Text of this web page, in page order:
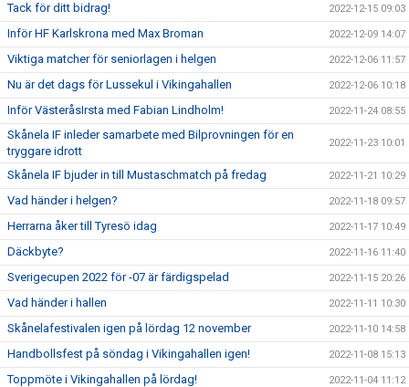
Tack för ditt bidrag! 2022-12-15 09:03
Inför HF Karlskrona med Max Broman 2022-12-09 14:07
Viktiga matcher för seniorlagen i helgen 2022-12-06 11:57
Nu är det dags för Lussekul i Vikingahallen 2022-12-06 10:18
Inför VästeråsIrsta med Fabian Lindholm! 2022-11-24 08:55
Skånela IF inleder samarbete med Bilprovningen för en
tryggare idrott
2022-11-23 10:01
Skånela IF bjuder in till Mustaschmatch på fredag 2022-11-21 10:29
Vad händer i helgen? 2022-11-18 09:57
Herrarna åker till Tyresö idag 2022-11-17 10:49
Däckbyte? 2022-11-16 11:40
Sverigecupen 2022 för -07 är färdigspelad 2022-11-15 20:26
Vad händer i hallen 2022-11-11 10:30
Skånelafestivalen igen på lördag 12 november 2022-11-10 14:58
Handbollsfest på söndag i Vikingahallen igen! 2022-11-08 15:13
Toppmöte i Vikingahallen på lördag! 2022-11-04 11:12